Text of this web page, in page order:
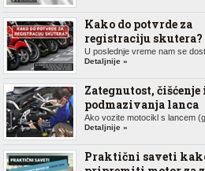
Kako do potvrde za
registraciju skutera?
U poslednje vreme nam se
Detaljnije »
Zategnutost, čišćenje
podmazivanja lanca
Ako vozite motocikl s lancem
Detaljnije »
Praktični saveti